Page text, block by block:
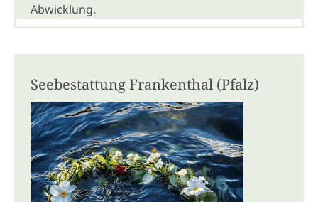
Abwicklung.
Seebestattung Frankenthal (Pfalz)